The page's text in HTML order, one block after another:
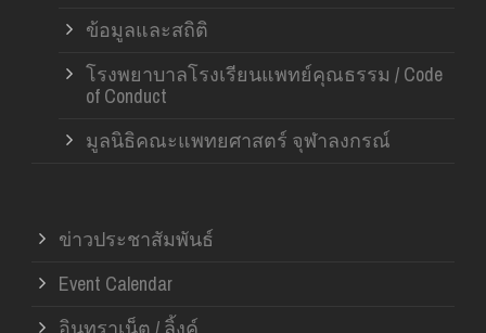
ข้อมูลและสถิติ
โรงพยาบาลโรงเรียนแพทย์คุณธรรม / Code
of Conduct
มูลนิธิคณะแพทยศาสตร์ จุฬาลงกรณ์
ข่าวประชาสัมพันธ์
Event Calendar